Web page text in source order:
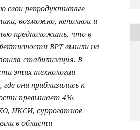
свои репродуктивные
возможно, неполной и
предположить, что в
ВРТ вышли на
стабилизация. В
этих технологий
они приблизились к
превышает 4%.
ИКСИ, суррогатное
в области